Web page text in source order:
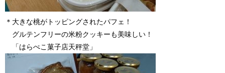
＊大きな桃がトッピングされたパフェ！
グルテンフリーの米粉クッキーも美味しい！
「はらぺこ菓子店天秤堂」